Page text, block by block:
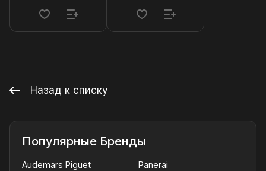
Назад к списку
Популярные Бренды
Audemars Piguet
Panerai